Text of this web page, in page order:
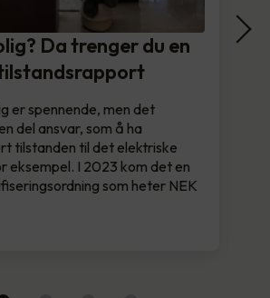
Da trenger du en
er spennende, men det
del ansvar, som å ha
tilstanden til det elektriske
eksempel. I 2023 kom det en
som heter NEK